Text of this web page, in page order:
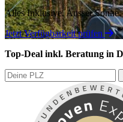
Alles Inklusive.Ausser Sonne.
Jetzt Verfügbarkeit prüfen
Top-Deal inkl. Beratung in